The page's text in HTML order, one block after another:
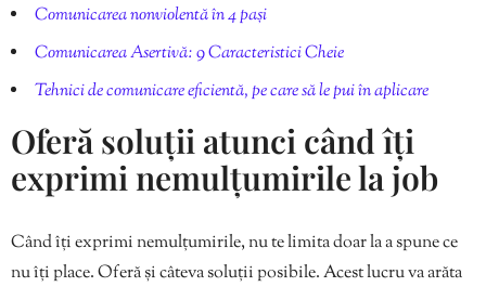
Comunicarea nonviolentă în 4 pași
Comunicarea Asertivă: 9 Caracteristici Cheie
Tehnici de comunicare eficientă, pe care să le pui în aplicare
Oferă soluții atunci când îți
exprimi nemulțumirile la job
Când îți exprimi nemulțumirile, nu te limita doar la a spune ce
nu îți place. Oferă și câteva soluții posibile. Acest lucru va arăta